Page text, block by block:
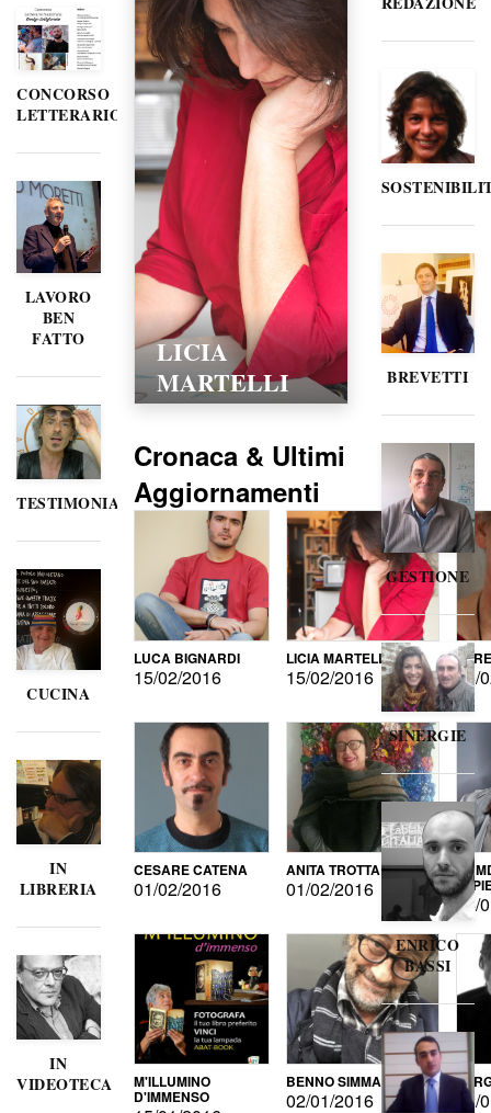
CONCORSO
LETTERARIO
LAVORO
BEN
FATTO
TESTIMONIANZE
CUCINA
IN
LIBRERIA
IN
VIDEOTECA
LICIA
MARTELLI
Cronaca & Ultimi
Aggiornamenti
LUCA BIGNARDI
15/02/2016
LICIA MARTELLI
15/02/2016 15/
CESARE CATENA
01/02/2016
ANITA TROTTA
01/02/2016 DI
15/
M'ILLUMINO
D'IMMENSO
BENNO SIMMA
02/01/2016
BREVETTI
GESTIONE
SINERGIE
ENRICO
BASSI